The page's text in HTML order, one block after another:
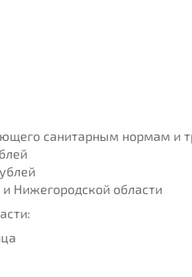
санитарным нормам
Нижегородской области